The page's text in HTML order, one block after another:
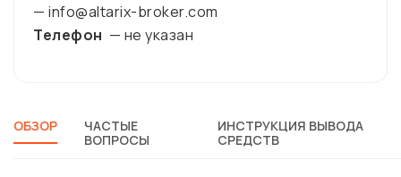
— info@altarix-broker.com
Телефон — не указан
ОБЗОР
ЧАСТЫЕ
ВОПРОСЫ
ИНСТРУКЦИЯ ВЫВОДА
СРЕДСТВ